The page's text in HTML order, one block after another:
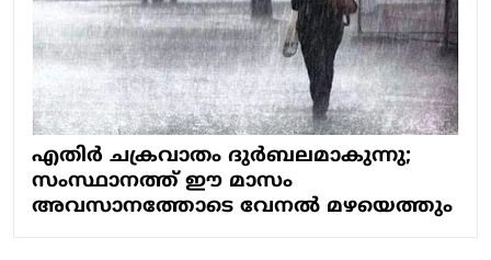
എതിര്‍ ചക്രവാതം ദുര്‍ബലമാകുന്നു;
സംസ്ഥാനത്ത് ഈ മാസം
അവസാനത്തോടെ വേനല്‍ മഴയെത്തും